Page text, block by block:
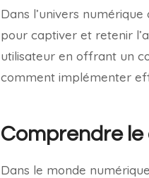
Dans l’univers numérique
pour captiver et retenir
utilisateur en offrant un
comment implémenter
Comprendre
Dans le monde numérique